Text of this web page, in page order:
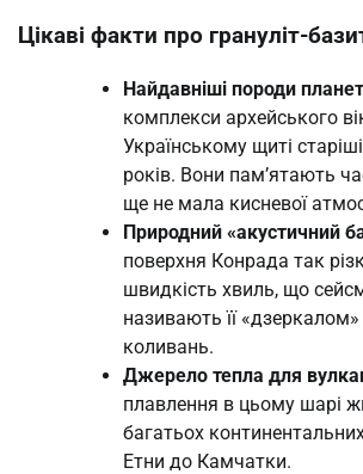
Цікаві факти про грануліт-
Найдавніші породи
комплекси архейського
Українському щиті
років. Вони пам’ятають
ще не мала кисневої
Природний «акустичний
поверхня Конрада так
швидкість хвиль, що
називають її
коливань.
Джерело тепла для
плавлення в цьому шарі
багатьох
Етни до Камчатки.